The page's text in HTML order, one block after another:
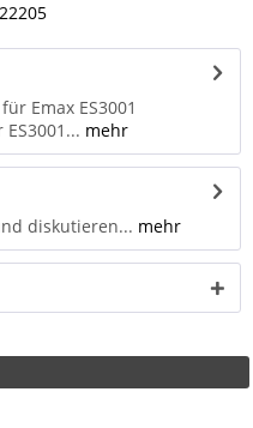
Emax ES3001
mehr
diskutieren... mehr